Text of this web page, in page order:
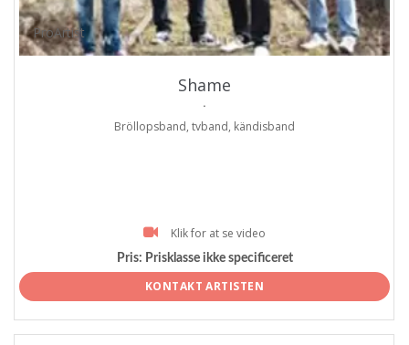
ProArtist
Shame
.
Bröllopsband, tvband, kändisband
Klik for at se video
Pris: Prisklasse ikke specificeret
KONTAKT ARTISTEN